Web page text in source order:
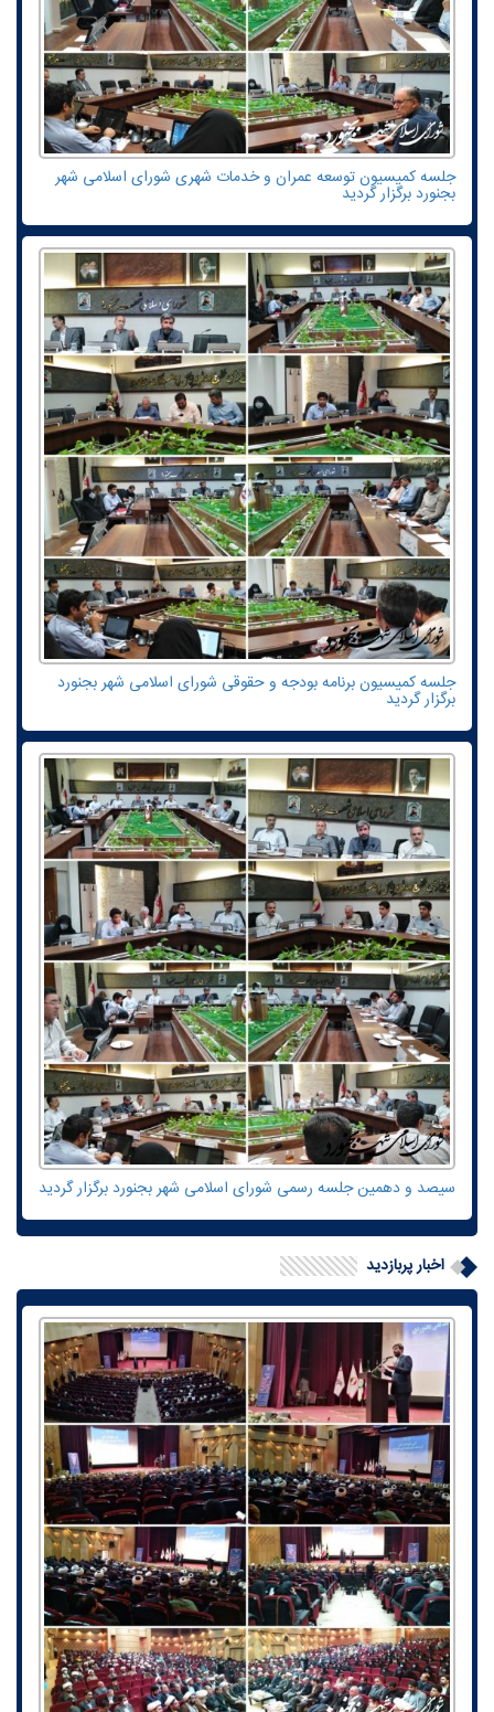
جلسه کمیسیون توسعه عمران و خدمات شهری شورای اسلامی شهر
بجنورد برگزار گردید
جلسه کمیسیون برنامه بودجه و حقوقی شورای اسلامی شهر بجنورد
برگزار گردید
سیصد و دهمین جلسه رسمی شورای اسلامی شهر بجنورد برگزار گردید
اخبار پربازدید